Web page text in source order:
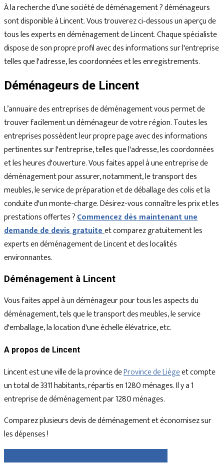
À la recherche d’une société de déménagement ? déménageurs
sont disponible à Lincent. Vous trouverez ci-dessous un aperçu de
tous les experts en déménagement de Lincent. Chaque spécialiste
dispose de son propre profil avec des informations sur l'entreprise
telles que l'adresse, les coordonnées et les enregistrements.
Déménageurs de Lincent
L’annuaire des entreprises de déménagement vous permet de
trouver facilement un déménageur de votre région. Toutes les
entreprises possèdent leur propre page avec des informations
pertinentes sur l'entreprise, telles que l'adresse, les coordonnées
et les heures d'ouverture. Vous faites appel à une entreprise de
déménagement pour assurer, notamment, le transport des
meubles, le service de préparation et de déballage des colis et la
conduite d'un monte-charge. Désirez-vous connaître les prix et les
prestations offertes ?Commencez dès maintenant une
demande de devis gratuiteet comparez gratuitement les
experts en déménagement de Lincent et des localités
environnantes.
Déménagement à Lincent
Vous faites appel à un déménageur pour tous les aspects du
déménagement, tels que le transport des meubles, le service
d'emballage, la location d'une échelle élévatrice, etc.
A propos de Lincent
Lincent est une ville de la province deProvince de Liègeet compte
un total de 3311 habitants, répartis en 1280 ménages. Il y a 1
entreprise de déménagement par 1280 ménages.
Comparez plusieurs devis de déménagement et économisez sur
les dépenses !